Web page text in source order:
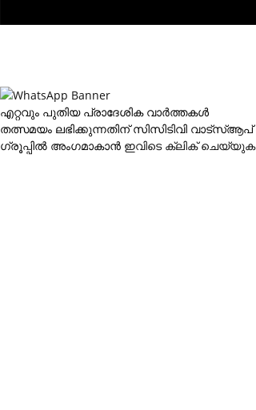
എറ്റവും പുതിയ പ്രാദേശിക വാര്‍ത്തകള്‍
തത്സമയം ലഭിക്കുന്നതിന് സിസിടിവി വാട്‌സ്ആപ്
ഗ്രൂപ്പില്‍ അംഗമാകാന്‍ ഇവിടെ ക്ലിക് ചെയ്യുക